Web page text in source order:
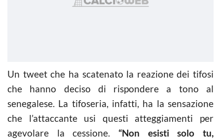
Un tweet che ha scatenato la reazione dei tifosi
che hanno deciso di rispondere a tono al
senegalese. La tifoseria, infatti, ha la sensazione
che l’attaccante usi questi atteggiamenti per
agevolare la cessione. “Non esisti solo tu,